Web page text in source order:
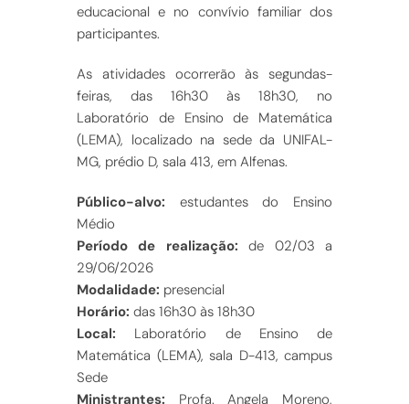
educacional e no convívio familiar dos
participantes.
As atividades ocorrerão às segundas-
feiras, das 16h30 às 18h30, no
Laboratório de Ensino de Matemática
(LEMA), localizado na sede da UNIFAL-
MG, prédio D, sala 413, em Alfenas.
Público-alvo: estudantes do Ensino
Médio
Período de realização: de 02/03 a
29/06/2026
Modalidade: presencial
Horário: das 16h30 às 18h30
Local: Laboratório de Ensino de
Matemática (LEMA), sala D-413, campus
Sede
Ministrantes: Profa. Angela Moreno,